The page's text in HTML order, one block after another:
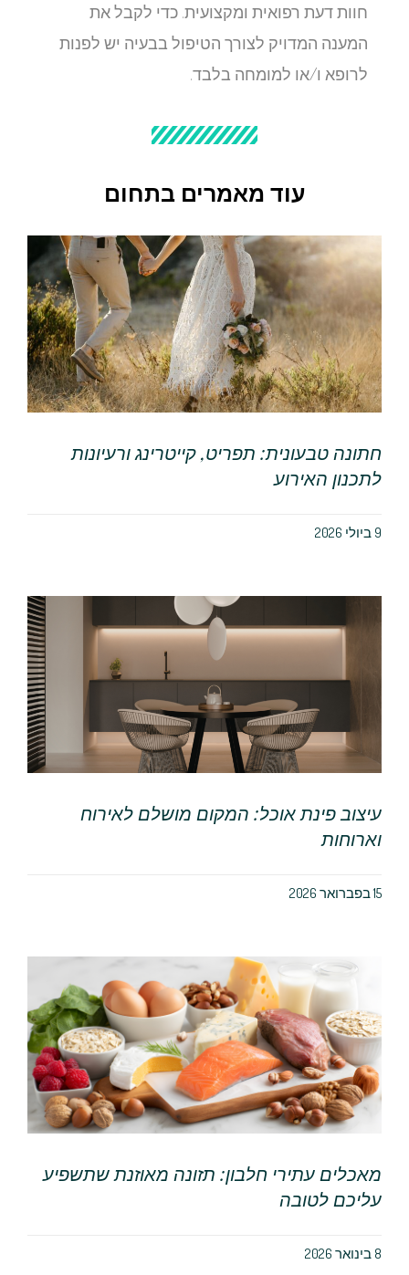
חוות דעת רפואית ומקצועית. כדי לקבל את
המענה המדויק לצורך הטיפול בבעיה יש לפנות
לרופא ו/או למומחה בלבד.
עוד מאמרים בתחום
חתונה טבעונית: תפריט, קייטרינג ורעיונות
לתכנון האירוע
9 ביולי 2026
עיצוב פינת אוכל: המקום מושלם לאירוח
וארוחות
15 בפברואר 2026
מאכלים עתירי חלבון: תזונה מאוזנת שתשפיע
עליכם לטובה
8 בינואר 2026